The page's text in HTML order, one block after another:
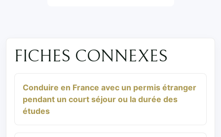
FICHES CONNEXES
Conduire en France avec un permis étranger
pendant un court séjour ou la durée des
études